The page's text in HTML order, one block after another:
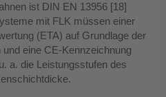
ist DIN EN 13956 [18]
mit FLK müssen einer
(ETA) auf Grundlage der
eine CE-Kennzeichnung
a. die Leistungsstufen des